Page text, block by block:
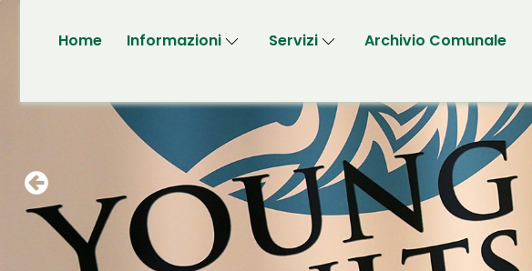
Home Informazioni Servizi Archivio Comunale